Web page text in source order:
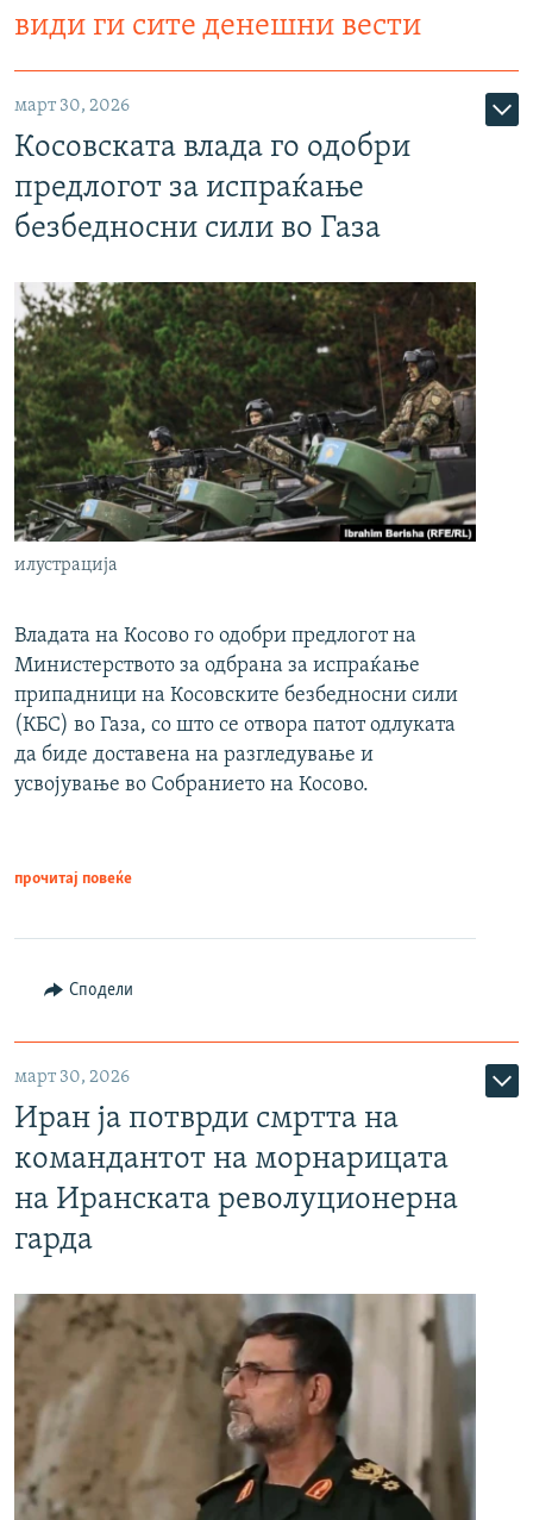
види ги сите денешни вести
март 30, 2026
Косовската влада го одобри
предлогот за испраќање
безбедносни сили во Газа
илустрација
Владата на Косово го одобри предлогот на
Министерството за одбрана за испраќање
припадници на Косовските безбедносни сили
(КБС) во Газа, со што се отвора патот одлуката
да биде доставена на разгледување и
усвојување во Собранието на Косово.
прочитај повеќе
Сподели
март 30, 2026
Иран ја потврди смртта на
командантот на морнарицата
на Иранската револуционерна
гарда